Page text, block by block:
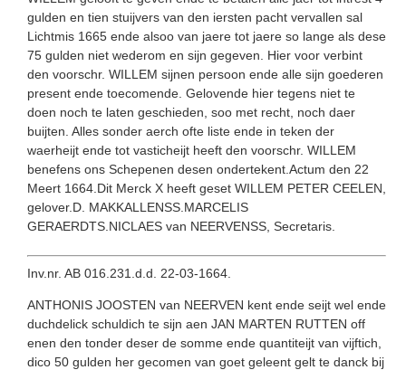
gulden en tien stuijvers van den iersten pacht vervallen sal
Lichtmis 1665 ende alsoo van jaere tot jaere so lange als dese
75 gulden niet wederom en sijn gegeven. Hier voor verbint
den voorschr. WILLEM sijnen persoon ende alle sijn goederen
present ende toecomende. Gelovende hier tegens niet te
doen noch te laten geschieden, soo met recht, noch daer
buijten. Alles sonder aerch ofte liste ende in teken der
waerheijt ende tot vasticheijt heeft den voorschr. WILLEM
benefens ons Schepenen desen ondertekent.Actum den 22
Meert 1664.Dit Merck X heeft geset WILLEM PETER CEELEN,
gelover.D. MAKKALLENSS.MARCELIS
GERAERDTS.NICLAES van NEERVENSS, Secretaris.
Inv.nr. AB 016.231.d.d. 22-03-1664.
ANTHONIS JOOSTEN van NEERVEN kent ende seijt wel ende
duchdelick schuldich te sijn aen JAN MARTEN RUTTEN off
enen den tonder deser de somme ende quantiteijt van vijftich,
dico 50 gulden her gecomen van goet geleent gelt te danck bij